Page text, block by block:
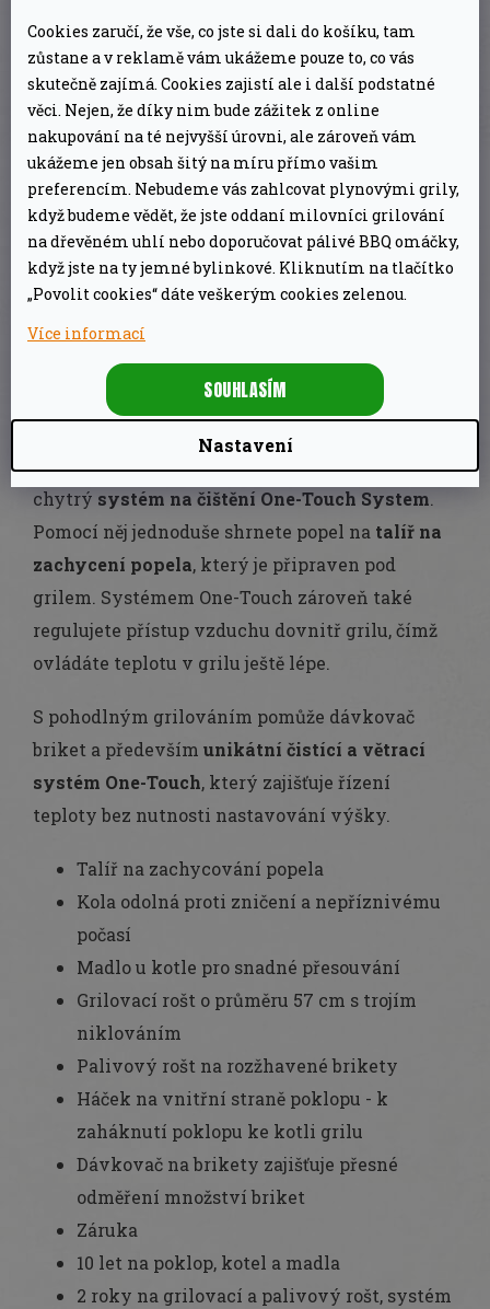
Cookies zaručí, že vše, co jste si dali do košíku, tam
zůstane a v reklamě vám ukážeme pouze to, co vás
skutečně zajímá. Cookies zajistí ale i další podstatné
věci. Nejen, že díky nim bude zážitek z online
nakupování na té nejvyšší úrovni, ale zároveň vám
ukážeme jen obsah šitý na míru přímo vašim
preferencím. Nebudeme vás zahlcovat plynovými grily,
když budeme vědět, že jste oddaní milovníci grilování
na dřevěném uhlí nebo doporučovat pálivé BBQ omáčky,
když jste na ty jemné bylinkové. Kliknutím na tlačítko
„Povolit cookies“ dáte veškerým cookies zelenou.
Více informací
Nastavení
SOUHLASÍM
teplotu uvnitř kotle grilu. Průduchy regulují
přístup kyslíku dovnitř grilu, čímž kontrolují i
teplotu rozžhaveného uhlí. Narozdíl od jiných
grilů tak s Weberem nemusíte pracně
přenastavovat vzdálenost grilovacího roštu od
žhavých briket, abyste zabránili připálení
Vašich grilovaných jídel.
Grilovací rošt o průměru 57 cmje vyroben
trojmo niklované oceli
vůči rezavění a zároveň je snadné jej
čistit. Uvnitř grilu se nachází i další
palivový
, na který se sype zapálené uhlí či brikety.
Pod palivovým roštem se nachází
chytrý systém na čištění One-Touch System
Pomocí něj jednoduše shrnete popel na talíř na
zachycení popela, který je připraven pod
grilem. Systémem One-Touch zároveň také
regulujete přístup vzduchu dovnitř grilu, čímž
ovládáte teplotu v grilu ještě lépe.
S pohodlným grilováním pomůže dávkovač
briket a především unikátní čistící a větrací
systém One-Touch, který zajišťuje řízení
teploty bez nutnosti nastavování výšky.
Talíř na zachycování popela
Kola odolná proti zničení a nepříznivému
počasí
Madlo u kotle pro snadné přesouvání
Grilovací rošt o průměru 57 cm s trojím
niklováním
Palivový rošt na rozžhavené brikety
Háček na vnitřní straně poklopu - k
zaháknutí poklopu ke kotli grilu
Dávkovač na brikety zajišťuje přesné
odměření množství briket
Záruka
10 let na poklop, kotel a madla
2 roky na grilovací a palivový rošt, systém